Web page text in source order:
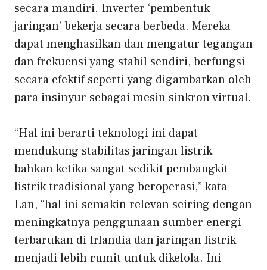
secara mandiri. Inverter ‘pembentuk
jaringan’ bekerja secara berbeda. Mereka
dapat menghasilkan dan mengatur tegangan
dan frekuensi yang stabil sendiri, berfungsi
secara efektif seperti yang digambarkan oleh
para insinyur sebagai mesin sinkron virtual.
“Hal ini berarti teknologi ini dapat
mendukung stabilitas jaringan listrik
bahkan ketika sangat sedikit pembangkit
listrik tradisional yang beroperasi,” kata
Lan, “hal ini semakin relevan seiring dengan
meningkatnya penggunaan sumber energi
terbarukan di Irlandia dan jaringan listrik
menjadi lebih rumit untuk dikelola. Ini